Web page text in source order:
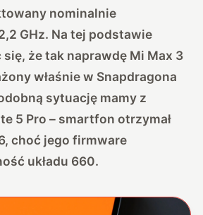
nominalnie
GHz. Na tej podstawie
że tak naprawdę Mi Max 3
właśnie w Snapdragona
sytuację mamy z
5 Pro – smartfon otrzymał
choć jego firmware
układu 660.